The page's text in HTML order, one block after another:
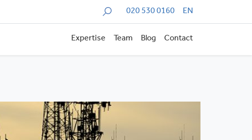
Zoeken 020 530 0160 EN
Expertise Team Blog Contact